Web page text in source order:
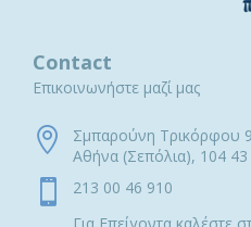
Contact
Επικοινωνήστε μαζί μας

Σμπαρούνη Τρικόρφου
Αθήνα (Σεπόλια), 104 43

213 00 46 910
Για Επείγοντα καλέστε